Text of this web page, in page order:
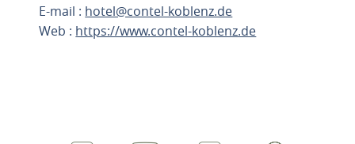
E-mail : hotel@contel-koblenz.de
Web : https://www.contel-koblenz.de